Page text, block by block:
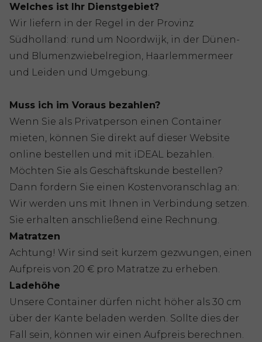
Welches ist Ihr Dienstgebiet?
Wir liefern in der Regel in der Provinz
Südholland: rund um Noordwijk, in der Dünen-
und Blumenzwiebelregion, Haarlemmermeer
und Leiden und Umgebung.
Muss ich im Voraus bezahlen?
Wenn Sie als Privatperson einen Container
mieten, können Sie direkt auf dieser Website
online bestellen und mit iDEAL bezahlen.
Möchten Sie als Geschäftskunde bestellen?
Dann fordern Sie einen Kostenvoranschlag an:
Wir werden uns mit Ihnen in Verbindung setzen.
Sie erhalten anschließend eine Rechnung.
Matratzen
Achtung! Wir sind seit kurzem gezwungen, einen
Aufpreis von 20 € pro Matratze zu erheben.
Ladehöhe
Unsere Container dürfen nicht höher als 30 cm
über der Kante beladen werden. Sollte dies der
Fall sein, können wir einen Aufpreis berechnen.